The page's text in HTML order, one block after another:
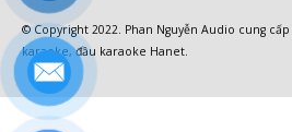
© Copyright 2022. Phan Nguyễn Audio cung cấp
karaoke,đầu karaoke Hanet.